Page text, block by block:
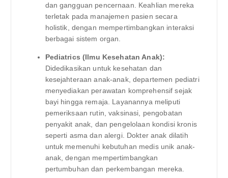
dan gangguan pencernaan. Keahlian mereka
terletak pada manajemen pasien secara
holistik, dengan mempertimbangkan interaksi
berbagai sistem organ.
Pediatrics (Ilmu Kesehatan Anak):
Didedikasikan untuk kesehatan dan
kesejahteraan anak-anak, departemen pediatri
menyediakan perawatan komprehensif sejak
bayi hingga remaja. Layanannya meliputi
pemeriksaan rutin, vaksinasi, pengobatan
penyakit anak, dan pengelolaan kondisi kronis
seperti asma dan alergi. Dokter anak dilatih
untuk memenuhi kebutuhan medis unik anak-
anak, dengan mempertimbangkan
pertumbuhan dan perkembangan mereka.